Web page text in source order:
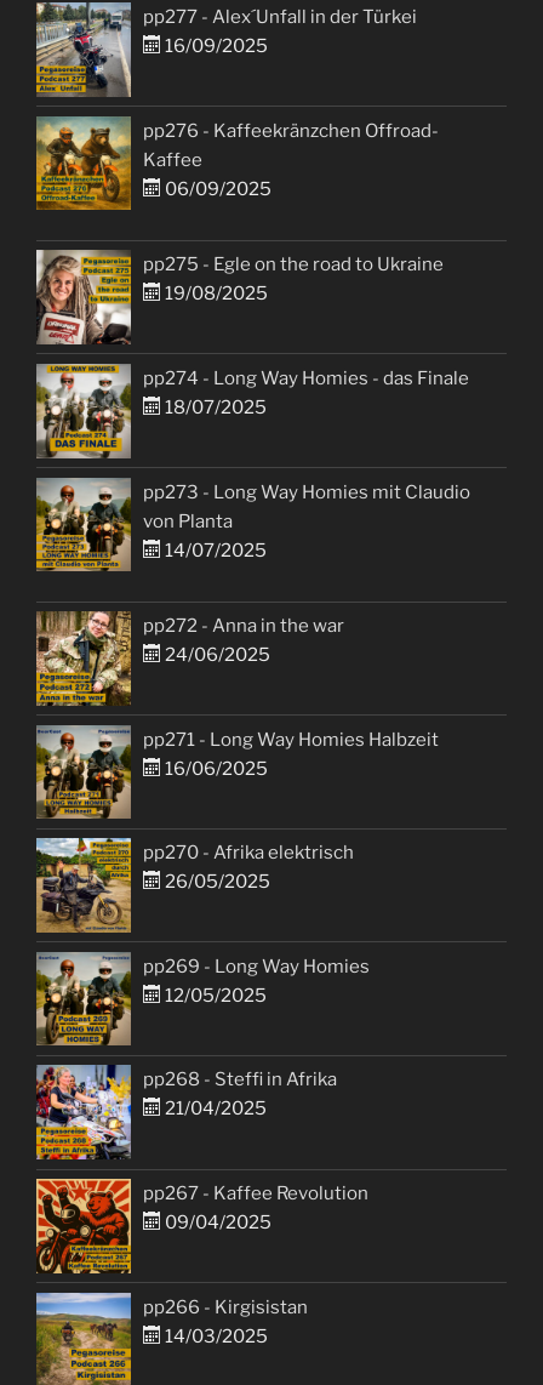
pp277 - Alex´Unfall in der Türkei
16/09/2025
pp276 - Kaffeekränzchen Offroad-
Kaffee
06/09/2025
pp275 - Egle on the road to Ukraine
19/08/2025
pp274 - Long Way Homies - das Finale
18/07/2025
pp273 - Long Way Homies mit Claudio
von Planta
14/07/2025
pp272 - Anna in the war
24/06/2025
pp271 - Long Way Homies Halbzeit
16/06/2025
pp270 - Afrika elektrisch
26/05/2025
pp269 - Long Way Homies
12/05/2025
pp268 - Steffi in Afrika
21/04/2025
pp267 - Kaffee Revolution
09/04/2025
pp266 - Kirgisistan
14/03/2025